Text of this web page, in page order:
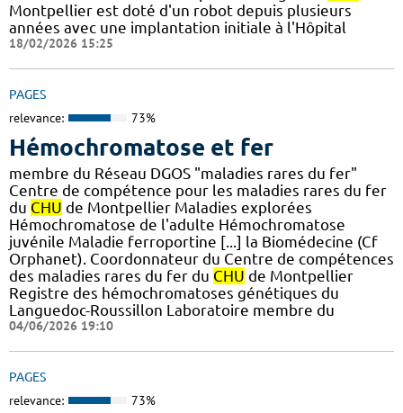
Montpellier est doté d'un robot depuis plusieurs
années avec une implantation initiale à l'Hôpital
18/02/2026 15:25
PAGES
relevance: 73%
Hémochromatose et fer
membre du Réseau DGOS "maladies rares du fer"
Centre de compétence pour les maladies rares du fer
du CHU de Montpellier Maladies explorées
Hémochromatose de l'adulte Hémochromatose
juvénile Maladie ferroportine [...] la Biomédecine (Cf
Orphanet). Coordonnateur du Centre de compétences
des maladies rares du fer du CHU de Montpellier
Registre des hémochromatoses génétiques du
Languedoc-Roussillon Laboratoire membre du
04/06/2026 19:10
PAGES
relevance: 73%